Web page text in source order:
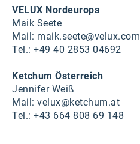
VELUX Nordeuropa
Maik Seete
Mail: maik.seete@velux.com
Tel.: +49 40 2853 04692
Ketchum Österreich
Jennifer Weiß
Mail: velux@ketchum.at
Tel.: +43 664 808 69 148